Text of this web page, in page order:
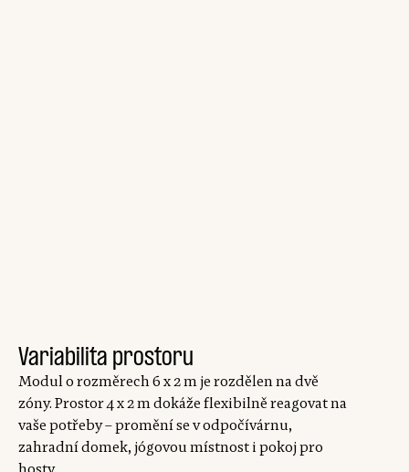
Variabilita prostoru
Modul o rozměrech 6 x 2 m je rozdělen na dvě
zóny. Prostor 4 x 2 m dokáže flexibilně reagovat na
vaše potřeby – promění se v odpočívárnu,
zahradní domek, jógovou místnost i pokoj pro